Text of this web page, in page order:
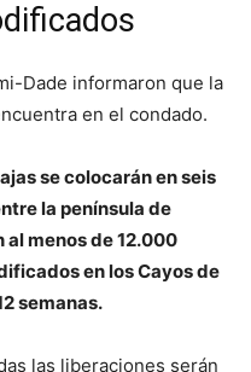
Dade informaron que la
en el condado.
se colocarán en seis
la península de
al menos de 12.000
en los Cayos de
semanas.
las liberaciones serán